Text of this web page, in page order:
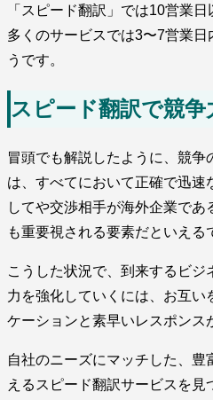
「スピード翻訳」では10営業
多くのサービスでは3〜7営業日
うです。
スピード翻訳で競争
冒頭でも解説したように、競争
は、すべてにおいて正確で迅速
してや交渉相手が海外企業であ
も重要視される要素だといえる
こうした状況で、到来するビ
力を強化していくには、お互い
ケーションと素早いレスポンス
自社のニーズにマッチした、
えるスピード翻訳サービスを